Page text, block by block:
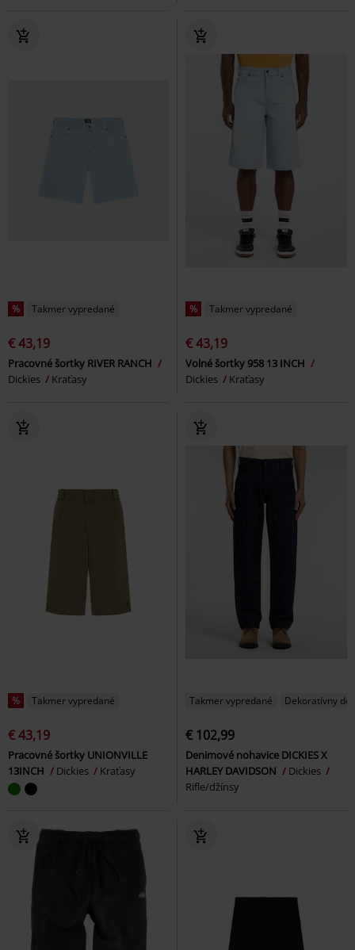
% Takmer vypredané
€ 43,19
Pracovné šortky RIVER RANCH
Dickies
Kraťasy
% Takmer vypredané
€ 43,19
Volné šortky 958 13 INCH
Dickies
Kraťasy
% Takmer vypredané
€ 43,19
Pracovné šortky UNIONVILLE
13INCH
Dickies Kraťasy
Takmer vypredané Dekoratívny
€ 102,99
Denimové nohavice DICKIES X
HARLEY DAVIDSON
Dickies
Rifle/džínsy